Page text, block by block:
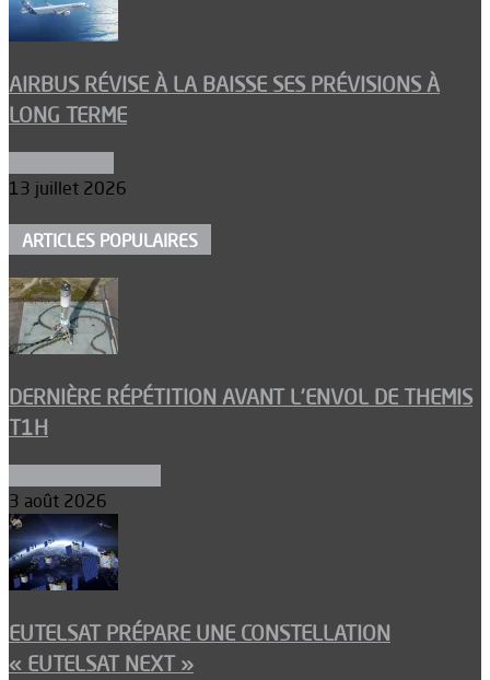
AIRBUS RÉVISE À LA BAISSE SES PRÉVISIONS À
LONG TERME
13 juillet 2026
ARTICLES POPULAIRES
DERNIÈRE RÉPÉTITION AVANT L’ENVOL DE THEMIS
T1H
3 août 2026
EUTELSAT PRÉPARE UNE CONSTELLATION
« EUTELSAT NEXT »